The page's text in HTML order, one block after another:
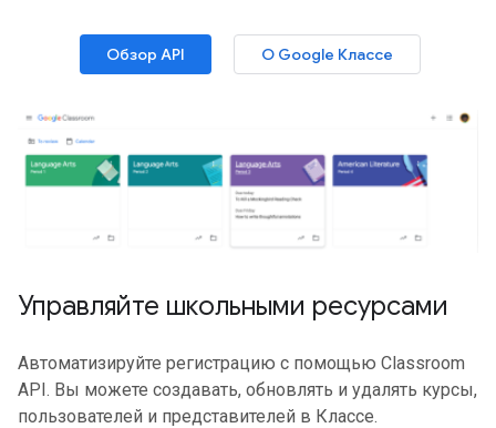
Обзор API О Google Классе
Управляйте школьными ресурсами
Автоматизируйте регистрацию с помощью Classroom
API. Вы можете создавать, обновлять и удалять курсы,
пользователей и представителей в Классе.